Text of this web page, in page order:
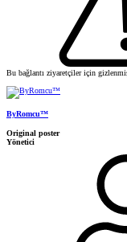
Bu bağlantı ziyaretçiler için
ByRomcu™
Original poster
Yönetici